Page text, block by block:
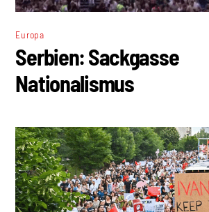
Europa
Serbien: Sackgasse
Nationalismus